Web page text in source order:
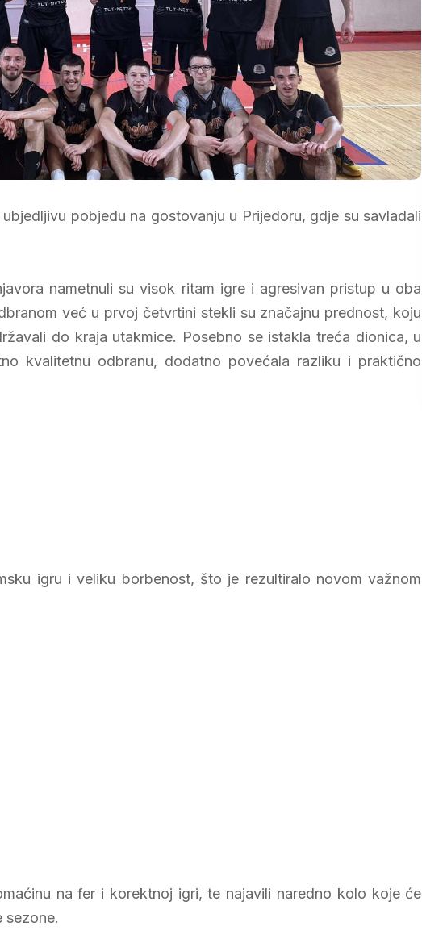
pobjedu na gostovanju u Prijedoru, gdje su savladali
nametnuli su visok ritam igre i agresivan pristup u oba
već u prvoj četvrtini stekli su značajnu prednost, koju
do kraja utakmice. Posebno se istakla treća dionica, u
kvalitetnu odbranu, dodatno povećala razliku i praktično
igru i veliku borbenost, što je rezultiralo novom važnom
na fer i korektnoj igri, te najavili naredno kolo koje će
sezone.